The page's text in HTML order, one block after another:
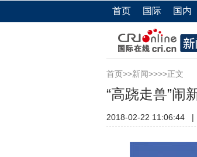
首页 国际 国内
首页>>新闻>>>>正文
“高跷走兽”闹
2018-02-22 11:06:44 |